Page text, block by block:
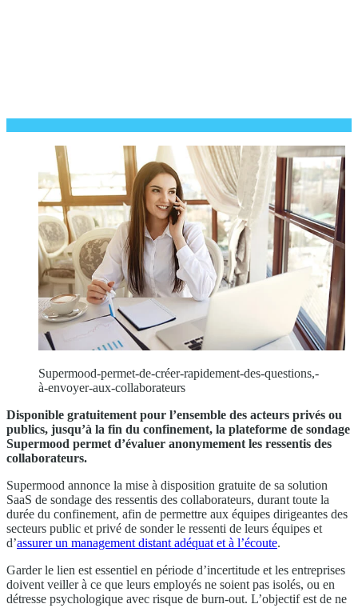
Supermood-permet-de-créer-rapidement-des-questions,-
à-envoyer-aux-collaborateurs
Disponible gratuitement pour l’ensemble des acteurs privés ou
publics, jusqu’à la fin du confinement, la plateforme de sondage
Supermood permet d’évaluer anonymement les ressentis des
collaborateurs.
Supermood annonce la mise à disposition gratuite de sa solution
SaaS de sondage des ressentis des collaborateurs, durant toute la
durée du confinement, afin de permettre aux équipes dirigeantes des
secteurs public et privé de sonder le ressenti de leurs équipes et
d’assurer un management distant adéquat et à l’écoute.
Garder le lien est essentiel en période d’incertitude et les entreprises
doivent veiller à ce que leurs employés ne soient pas isolés, ou en
détresse psychologique avec risque de burn-out. L’objectif est de ne